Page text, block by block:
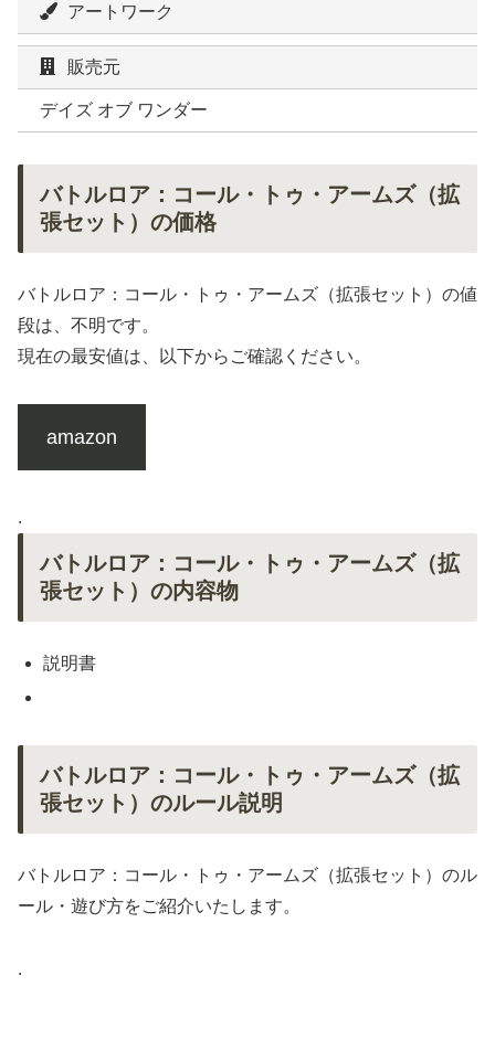
アートワーク
販売元
デイズ オブ ワンダー
バトルロア：コール・トゥ・アームズ（拡
張セット）の価格
バトルロア：コール・トゥ・アームズ（拡張セット）の値
段は、不明です。
現在の最安値は、以下からご確認ください。
amazon
.
バトルロア：コール・トゥ・アームズ（拡
張セット）の内容物
説明書
バトルロア：コール・トゥ・アームズ（拡
張セット）のルール説明
バトルロア：コール・トゥ・アームズ（拡張セット）のル
ール・遊び方をご紹介いたします。
.